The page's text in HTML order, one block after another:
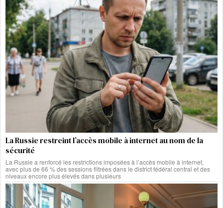
La Russie restreint l’accès mobile à internet au nom de la
sécurité
La Russie a renforcé les restrictions imposées à l’accès mobile à internet,
avec plus de 66 % des sessions filtrées dans le district fédéral central et des
niveaux encore plus élevés dans plusieurs